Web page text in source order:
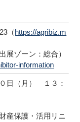
（https://agribiz.m
展ゾーン：総合）
information
日（月） １３：
産保護・活用リニ